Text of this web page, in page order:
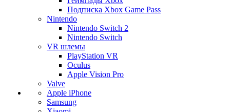
Подписка Xbox Game Pass
Nintendo
Nintendo Switch 2
Nintendo Switch
VR шлемы
PlayStation VR
Oculus
Apple Vision Pro
Valve
Apple iPhone
Samsung